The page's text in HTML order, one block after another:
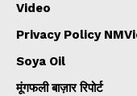
Video
Privacy Policy
Soya Oil
मूंगफली बाज़ार रिपोर्ट